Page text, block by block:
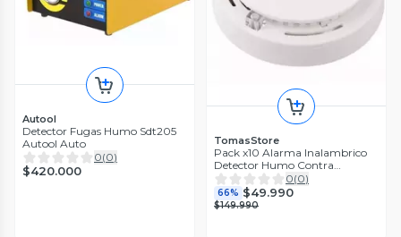
Autool
Detector Fugas Humo Sdt205
Autool Auto
0(0)
$420.000
TomasStore
Pack x10 Alarma Inalambrico
Detector Humo Contra
Incendios Seguridad
0(0)
66% $49.990
$149.990